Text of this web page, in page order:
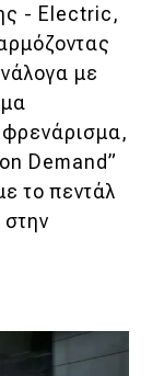
- Electric,
με
Demand”
το πεντάλ